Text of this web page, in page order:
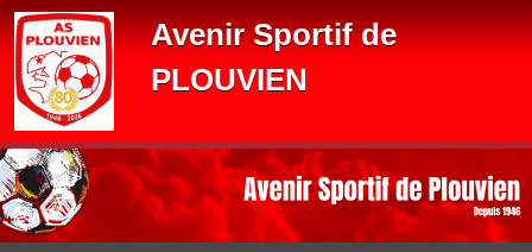
Avenir Sportif de
PLOUVIEN
Panneau de gestion des cookies